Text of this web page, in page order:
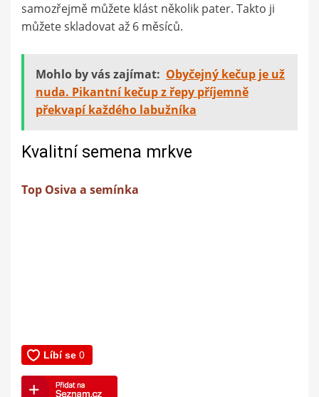
samozřejmě můžete klást několik pater. Takto ji
můžete skladovat až 6 měsíců.
Mohlo by vás zajímat: Obyčejný kečup je už
nuda. Pikantní kečup z řepy příjemně
překvapí každého labužníka
Kvalitní semena mrkve
Top Osiva a semínka